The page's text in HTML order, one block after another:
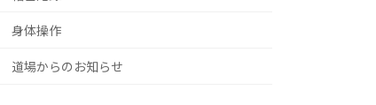
身体操作
道場からのお知らせ